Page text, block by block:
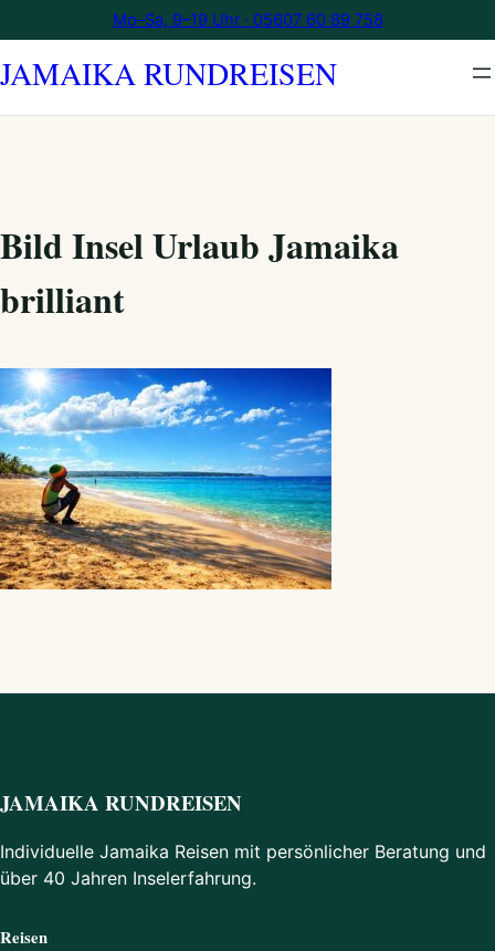
Inhalt
springen
Mo–Sa, 9–19 Uhr · 05607 60 89 758
JAMAIKA RUNDREISEN
Bild Insel Urlaub Jamaika
brilliant
JAMAIKA RUNDREISEN
Individuelle Jamaika Reisen mit persönlicher Beratung und
über 40 Jahren Inselerfahrung.
Reisen